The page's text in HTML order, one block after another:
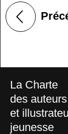
La Charte
des auteurs
et
jeunesse